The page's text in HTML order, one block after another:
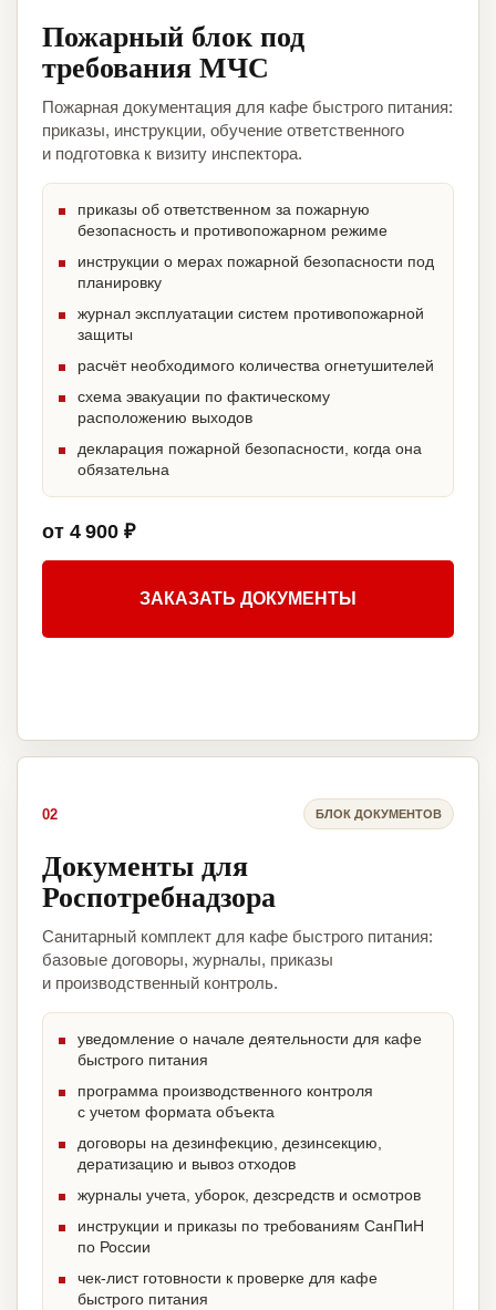
Пожарный блок под
требования МЧС
Пожарная документация для кафе быстрого питания:
приказы, инструкции, обучение ответственного
и подготовка к визиту инспектора.
приказы об ответственном за пожарную
безопасность и противопожарном режиме
инструкции о мерах пожарной безопасности под
планировку
журнал эксплуатации систем противопожарной
защиты
расчёт необходимого количества огнетушителей
схема эвакуации по фактическому
расположению выходов
декларация пожарной безопасности, когда она
обязательна
от 4 900 ₽
ЗАКАЗАТЬ ДОКУМЕНТЫ
02 БЛОК ДОКУМЕНТОВ
Документы для
Роспотребнадзора
Санитарный комплект для кафе быстрого питания:
базовые договоры, журналы, приказы
и производственный контроль.
уведомление о начале деятельности для кафе
быстрого питания
программа производственного контроля
с учетом формата объекта
договоры на дезинфекцию, дезинсекцию,
дератизацию и вывоз отходов
журналы учета, уборок, дезсредств и осмотров
инструкции и приказы по требованиям СанПиН
по России
чек-лист готовности к проверке для кафе
быстрого питания